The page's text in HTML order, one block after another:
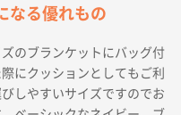
なる優れもの
のブランケットにバッグ付
にクッションとしてもご利
しやすいサイズですのでお